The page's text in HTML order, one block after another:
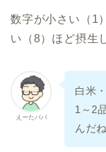
数字が小さい（1
い（8）ほど摂生
えーたパパ
白米
1～2
んだね